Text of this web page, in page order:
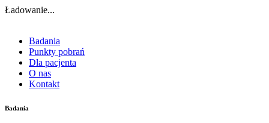
Ładowanie...
Badania
Punkty pobrań
Dla pacjenta
O nas
Kontakt
Badania